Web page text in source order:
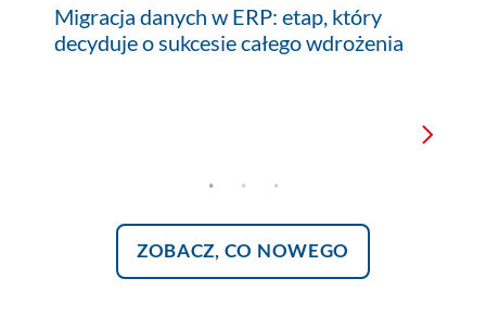
Migracja danych w ERP: etap, który
decyduje o sukcesie całego wdrożenia
Zobacz, co nowego